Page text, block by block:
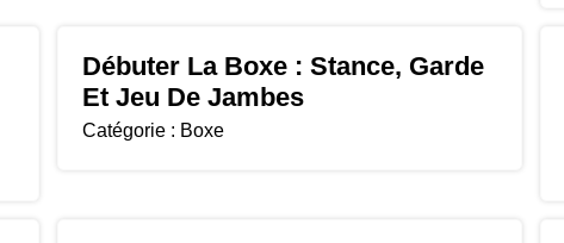
Débuter La Boxe : Stance, Garde
Et Jeu De Jambes
Catégorie : Boxe